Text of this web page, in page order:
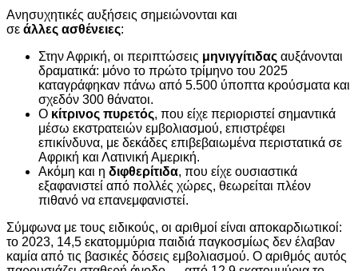
Ανησυχητικές αυξήσεις σημειώνονται και
σε άλλες ασθένειες:
Στην Αφρική, οι περιπτώσεις μηνιγγίτιδας αυξάνονται
δραματικά: μόνο το πρώτο τρίμηνο του 2025
καταγράφηκαν πάνω από 5.500 ύποπτα κρούσματα και
σχεδόν 300 θάνατοι.
Ο κίτρινος πυρετός, που είχε περιοριστεί σημαντικά
μέσω εκστρατειών εμβολιασμού, επιστρέφει
επικίνδυνα, με δεκάδες επιβεβαιωμένα περιστατικά σε
Αφρική και Λατινική Αμερική.
Ακόμη και η διφθερίτιδα, που είχε ουσιαστικά
εξαφανιστεί από πολλές χώρες, θεωρείται πλέον
πιθανό να επανεμφανιστεί.
Σύμφωνα με τους ειδικούς, οι αριθμοί είναι αποκαρδιωτικοί:
το 2023, 14,5 εκατομμύρια παιδιά παγκοσμίως δεν έλαβαν
καμία από τις βασικές δόσεις εμβολιασμού. Ο αριθμός αυτός